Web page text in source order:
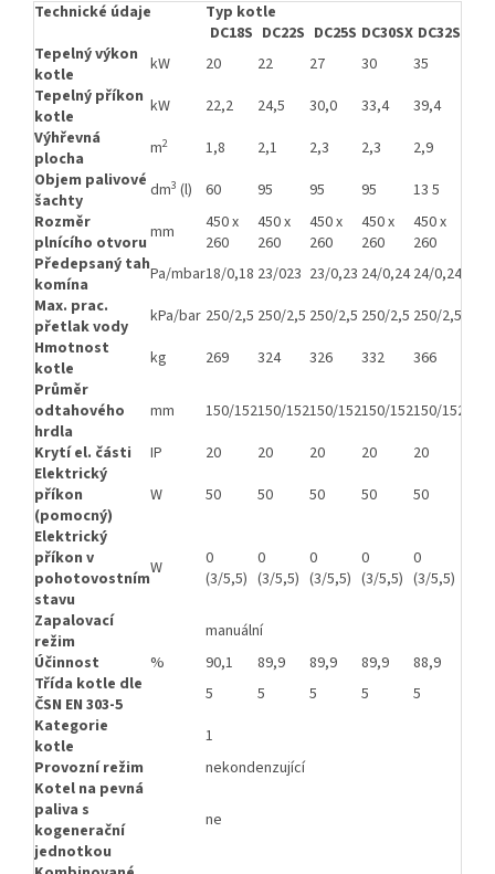
Technické údaje
Typ kotle
DC18S DC22S DC25S DC30SX DC32S
Tepelný výkon
kotle
kW 20 22 27 30 35
Tepelný příkon
kotle
kW 22,2 24,5 30,0 33,4 39,4
Výhřevná
plocha
m2 1,8 2,1 2,3 2,3 2,9
Objem palivové
šachty
dm3 (l) 60 95 95 95 13 5
Rozměr
plnícího otvoru mm
450 x
260
450 x
260
450 x
260
450 x
260
450 x
260
Předepsaný tah
komína
Pa/mbar18/0,18 23/023 23/0,23 24/0,24 24/0,24
Max. prac.
přetlak vody
kPa/bar 250/2,5 250/2,5 250/2,5 250/2,5 250/2,5
Hmotnost
kotle
kg 269 324 326 332 366
Průměr
odtahového
hrdla
mm 150/152150/152150/152150/152150/152
Krytí el. části
IP 20 20 20 20 20
Elektrický
příkon
(pomocný)
W 50 50 50 50 50
Elektrický
příkon v
pohotovostním
stavu
W
0
(3/5,5)
0
(3/5,5)
0
(3/5,5)
0
(3/5,5)
0
(3/5,5)
Zapalovací
režim
manuální
Účinnost
% 90,1 89,9 89,9 89,9 88,9
Třída kotle dle
ČSN EN 303-5
5 5 5 5 5
Kategorie
kotle
1
Provozní režim
nekondenzující
Kotel na pevná
paliva s
kogenerační
jednotkou
ne